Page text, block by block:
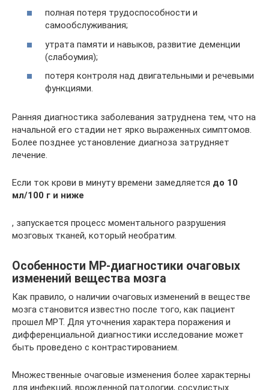
полная потеря трудоспособности и
самообслуживания;
утрата памяти и навыков, развитие деменции
(слабоумия);
потеря контроля над двигательными и речевыми
функциями.
Ранняя диагностика заболевания затруднена тем, что на
начальной его стадии нет ярко выраженных симптомов.
Более позднее установление диагноза затрудняет
лечение.
Если ток крови в минуту времени замедляется до 10
мл/100 г и ниже
, запускается процесс моментального разрушения
мозговых тканей, который необратим.
Особенности МР-диагностики очаговых
изменений вещества мозга
Как правило, о наличии очаговых изменений в веществе
мозга становится известно после того, как пациент
прошел МРТ. Для уточнения характера поражения и
дифференциальной диагностики исследование может
быть проведено с контрастированием.
Множественные очаговые изменения более характерны
для инфекций, врожденной патологии, сосудистых